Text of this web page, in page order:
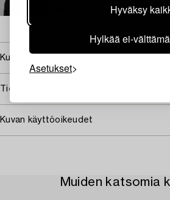
Hyväksy
Hylkää ei-
Asetukset
Kuuluu jälleenmyyntikorvauksen piiriin
Tietoa ostamisesta
Kuvan käyttöoikeudet
Muiden katsomia